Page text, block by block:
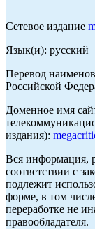
Сетевое издание
Язык(и): русский
Перевод
Российской
Доменное имя
издания):
Вся информация,
соответствии с
подлежит
форме, в том
переработке не
правообладателя.